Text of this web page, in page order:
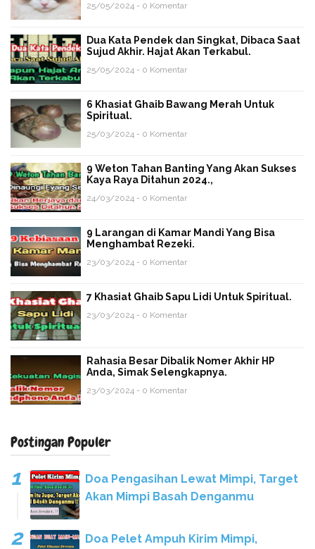
25/05/2024 - 0 Komentar
Dua Kata Pendek dan Singkat, Dibaca Saat
Sujud Akhir. Hajat Akan Terkabul.
25/05/2024 - 0 Komentar
6 Khasiat Ghaib Bawang Merah Untuk
Spiritual.
25/03/2024 - 0 Komentar
9 Weton Tahan Banting Yang Akan Sukses
Kaya Raya Ditahun 2024.,
24/03/2024 - 0 Komentar
9 Larangan di Kamar Mandi Yang Bisa
Menghambat Rezeki.
23/03/2024 - 0 Komentar
7 Khasiat Ghaib Sapu Lidi Untuk Spiritual.
23/03/2024 - 0 Komentar
Rahasia Besar Dibalik Nomer Akhir HP
Anda, Simak Selengkapnya.
23/03/2024 - 0 Komentar
Postingan Populer
Doa Pengasihan Lewat Mimpi, Target
Akan Mimpi Basah Denganmu
Doa Pelet Ampuh Kirim Mimpi,